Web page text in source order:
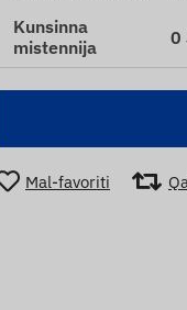
Kunsinna
mistennija
0
Mal-favoriti